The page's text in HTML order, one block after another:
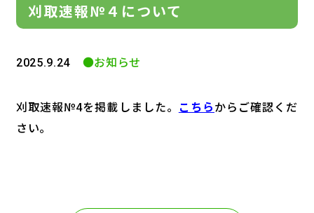
刈取速報№４について
2025.9.24 ●お知らせ
刈取速報№4を掲載しました。 こちらからご確認くだ
さい。